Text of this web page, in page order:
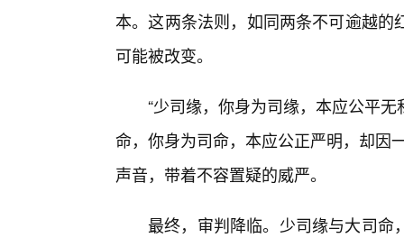
本。这两条法则，如同两条不可逾越
可能被改变。
“少司缘，你身为司缘，本应公平
命，你身为司命，本应公正严明，却因
声音，带着不容置疑的威严。
最终，审判降临。少司缘与大司命